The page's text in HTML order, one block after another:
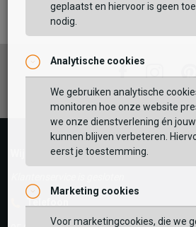
TOEVOEGEN AAN
GEBRUIK MIJN
Zoek op postcode of gebruik jouw
voorraad in een van onze winkels te
BEKIJK
VERDER
Vaak samen gekocht met
Wij helpen je graag!
Telefoon
geplaatst en hiervoor is geen
nodig.
Analytische cookies
We gebruiken analytische
monitoren hoe onze website
we onze dienstverlening én
kunnen blijven verbeteren.
eerst je toestemming.
Marketing cookies
Voor marketingcookies, die we